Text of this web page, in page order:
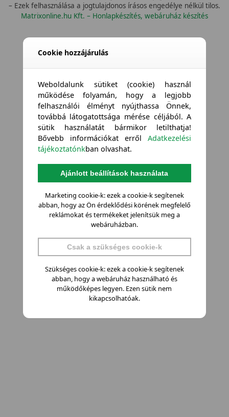
– Ezek felhasználása a jogtulajdonos írásos engedélye nélkül tilos.
Matrixonline.hu Kft. – Honlapkészítés, webáruház készítés
Cookie hozzájárulás
Weboldalunk sütiket (cookie) használ
működése folyamán, hogy a legjobb
felhasználói élményt nyújthassa Önnek,
továbbá látogatottsága mérése céljából. A
sütik használatát bármikor letilthatja!
Bővebb információkat errőlAdatkezelési
tájékoztatónkban olvashat.
Ajánlott beállítások használata
Marketing cookie-k: ezek a cookie-k segítenek
abban, hogy az Ön érdeklődési körének megfelelő
reklámokat és termékeket jelenítsük meg a
webáruházban.
Csak a szükséges cookie-k
Szükséges cookie-k: ezek a cookie-k segítenek
abban, hogy a webáruház használható és
működőképes legyen. Ezen sütik nem
kikapcsolhatóak.